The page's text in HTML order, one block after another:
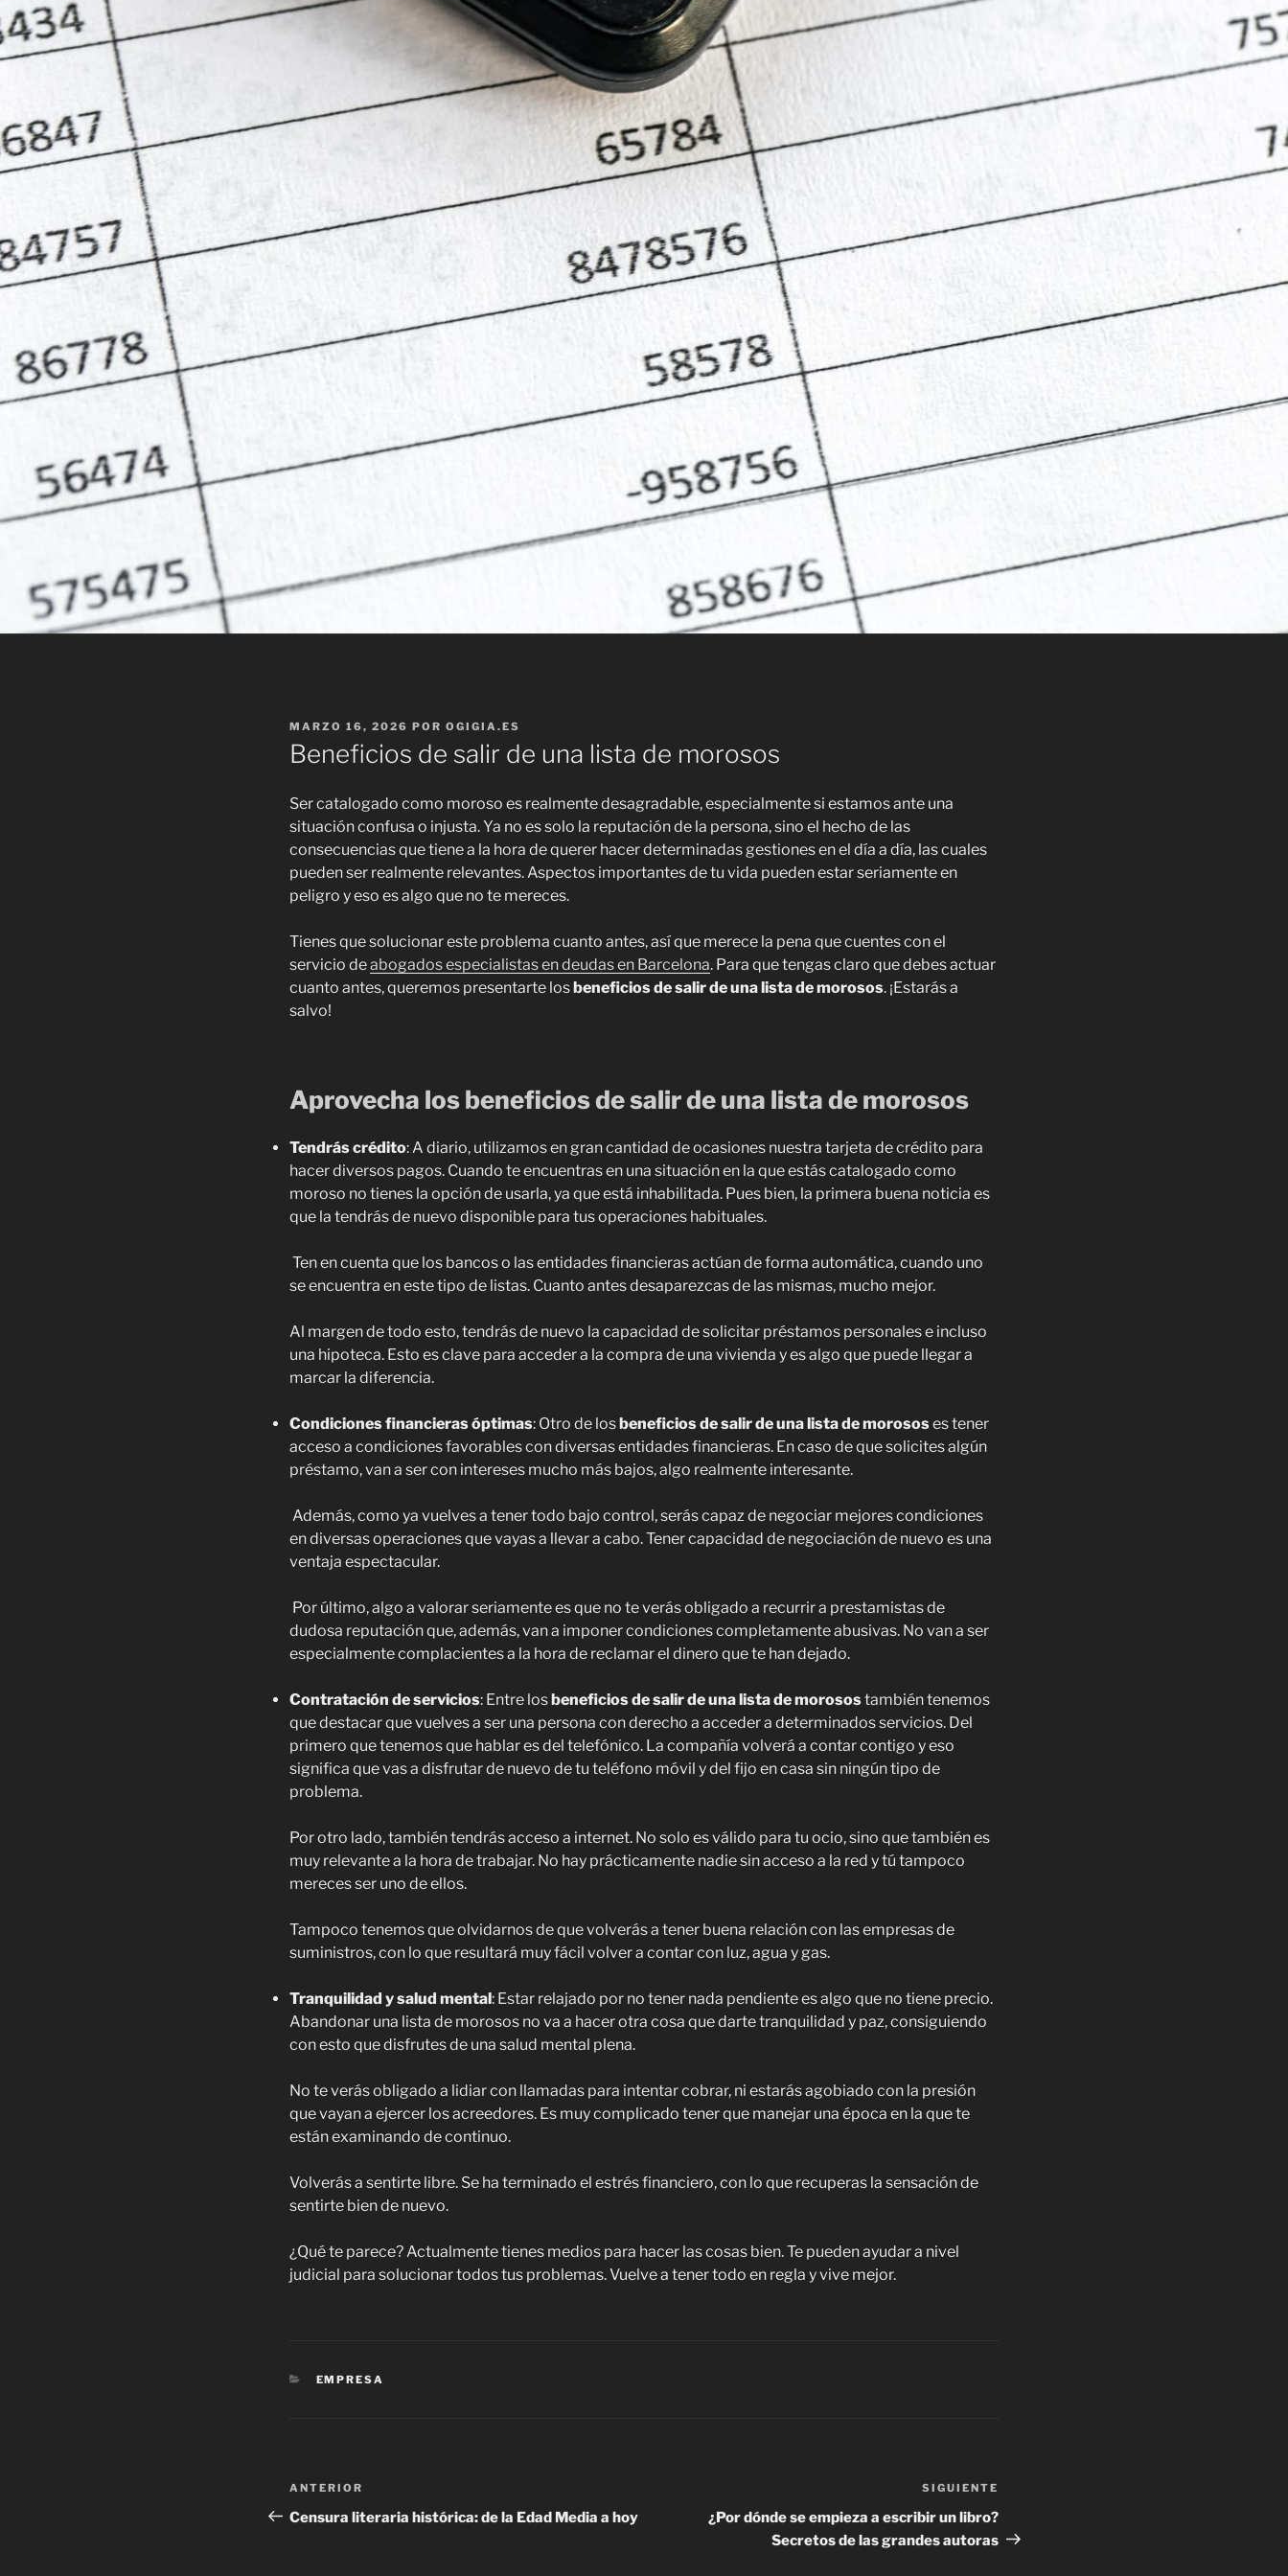
PUBLICADO
EL
MARZO 16, 2026 POR OGIGIA.ES
Beneficios de salir de una lista de morosos
Ser catalogado como moroso es realmente desagradable, especialmente si estamos ante una
situación confusa o injusta. Ya no es solo la reputación de la persona, sino el hecho de las
consecuencias que tiene a la hora de querer hacer determinadas gestiones en el día a día, las cuales
pueden ser realmente relevantes. Aspectos importantes de tu vida pueden estar seriamente en
peligro y eso es algo que no te mereces.
Tienes que solucionar este problema cuanto antes, así que merece la pena que cuentes con el
servicio deabogados especialistas en deudas en Barcelona. Para que tengas claro que debes actuar
cuanto antes, queremos presentarte los beneficios de salir de una lista de morosos. ¡Estarás a
salvo!
Aprovecha los beneficios de salir de una lista de morosos
Tendrás crédito: A diario, utilizamos en gran cantidad de ocasiones nuestra tarjeta de crédito para
hacer diversos pagos. Cuando te encuentras en una situación en la que estás catalogado como
moroso no tienes la opción de usarla, ya que está inhabilitada. Pues bien, la primera buena noticia es
que la tendrás de nuevo disponible para tus operaciones habituales.
Ten en cuenta que los bancos o las entidades financieras actúan de forma automática, cuando uno
se encuentra en este tipo de listas. Cuanto antes desaparezcas de las mismas, mucho mejor.
Al margen de todo esto, tendrás de nuevo la capacidad de solicitar préstamos personales e incluso
una hipoteca. Esto es clave para acceder a la compra de una vivienda y es algo que puede llegar a
marcar la diferencia.
Condiciones financieras óptimas: Otro de losbeneficios de salir de una lista de morososes tener
acceso a condiciones favorables con diversas entidades financieras. En caso de que solicites algún
préstamo, van a ser con intereses mucho más bajos, algo realmente interesante.
Además, como ya vuelves a tener todo bajo control, serás capaz de negociar mejores condiciones
en diversas operaciones que vayas a llevar a cabo. Tener capacidad de negociación de nuevo es una
ventaja espectacular.
Por último, algo a valorar seriamente es que no te verás obligado a recurrir a prestamistas de
dudosa reputación que, además, van a imponer condiciones completamente abusivas. No van a ser
especialmente complacientes a la hora de reclamar el dinero que te han dejado.
Contratación de servicios: Entre losbeneficios de salir de una lista de morosostambién tenemos
que destacar que vuelves a ser una persona con derecho a acceder a determinados servicios. Del
primero que tenemos que hablar es del telefónico. La compañía volverá a contar contigo y eso
significa que vas a disfrutar de nuevo de tu teléfono móvil y del fijo en casa sin ningún tipo de
problema.
Por otro lado, también tendrás acceso a internet. No solo es válido para tu ocio, sino que también es
muy relevante a la hora de trabajar. No hay prácticamente nadie sin acceso a la red y tú tampoco
mereces ser uno de ellos.
Tampoco tenemos que olvidarnos de que volverás a tener buena relación con las empresas de
suministros, con lo que resultará muy fácil volver a contar con luz, agua y gas.
Tranquilidad y salud mental: Estar relajado por no tener nada pendiente es algo que no tiene precio.
Abandonar una lista de morosos no va a hacer otra cosa que darte tranquilidad y paz, consiguiendo
con esto que disfrutes de una salud mental plena.
No te verás obligado a lidiar con llamadas para intentar cobrar, ni estarás agobiado con la presión
que vayan a ejercer los acreedores. Es muy complicado tener que manejar una época en la que te
están examinando de continuo.
Volverás a sentirte libre. Se ha terminado el estrés financiero, con lo que recuperas la sensación de
sentirte bien de nuevo.
¿Qué te parece? Actualmente tienes medios para hacer las cosas bien. Te pueden ayudar a nivel
judicial para solucionar todos tus problemas. Vuelve a tener todo en regla y vive mejor.
CATEGORÍAS
EMPRESA
Navegación
de
Entrada
anterior:
ANTERIOR
Censura literaria histórica: de la Edad Media a hoy
entrada
SIGUIENTE
¿Por dónde se empieza a escribir un libro?
Secretos de las grandes autoras